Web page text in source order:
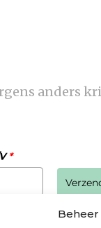
anders
*